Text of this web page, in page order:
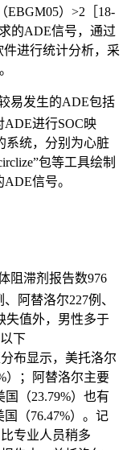
EBGM05）>2［18-
的ADE信号，通过
件进行统计分析，采
易发生的ADE包括
进行SOC映
系统，分别为心脏
包等工具绘制
信号。
阻滞剂报告数976
阿替洛尔227例、
失值外，男性多于
下
分布显示，美托洛尔
）；阿替洛尔主要
（23.79%）也有
（76.47%）。记
专业人员稍多